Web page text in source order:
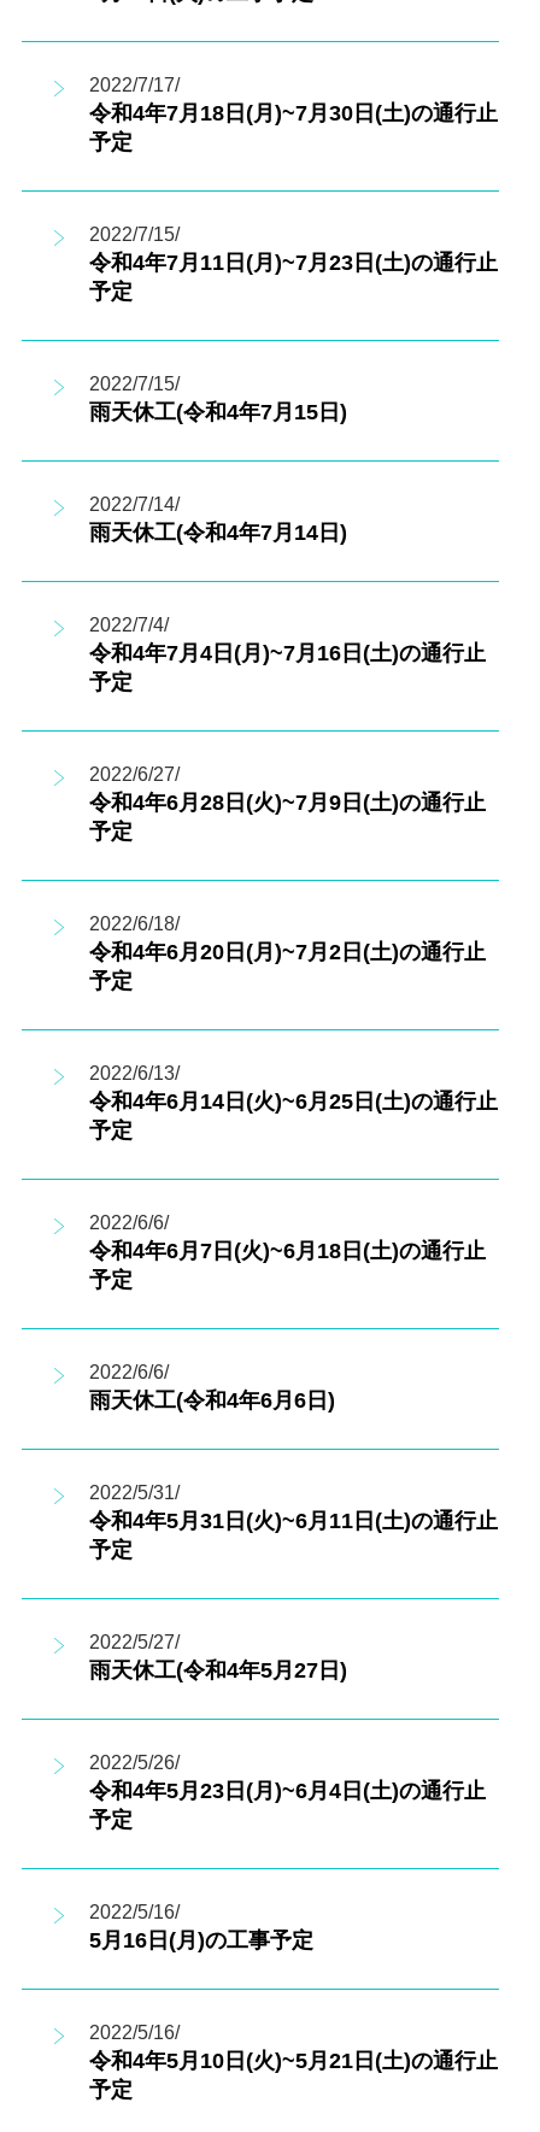
2022/7/17/
令和4年7月18日(月)~7月30日(土)の通行止
予定
2022/7/15/
令和4年7月11日(月)~7月23日(土)の通行止
予定
2022/7/15/
雨天休工(令和4年7月15日)
2022/7/14/
雨天休工(令和4年7月14日)
2022/7/4/
令和4年7月4日(月)~7月16日(土)の通行止
予定
2022/6/27/
令和4年6月28日(火)~7月9日(土)の通行止
予定
2022/6/18/
令和4年6月20日(月)~7月2日(土)の通行止
予定
2022/6/13/
令和4年6月14日(火)~6月25日(土)の通行止
予定
2022/6/6/
令和4年6月7日(火)~6月18日(土)の通行止
予定
2022/6/6/
雨天休工(令和4年6月6日)
2022/5/31/
令和4年5月31日(火)~6月11日(土)の通行止
予定
2022/5/27/
雨天休工(令和4年5月27日)
2022/5/26/
令和4年5月23日(月)~6月4日(土)の通行止
予定
2022/5/16/
5月16日(月)の工事予定
2022/5/16/
令和4年5月10日(火)~5月21日(土)の通行止
予定